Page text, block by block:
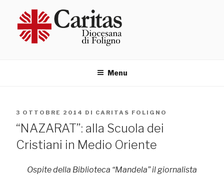
contenuto
Menu
PUBBLICATO
IL
3 OTTOBRE 2014 DI CARITAS FOLIGNO
“NAZARAT”: alla Scuola dei
Cristiani in Medio Oriente
Ospite della Biblioteca “Mandela” il giornalista